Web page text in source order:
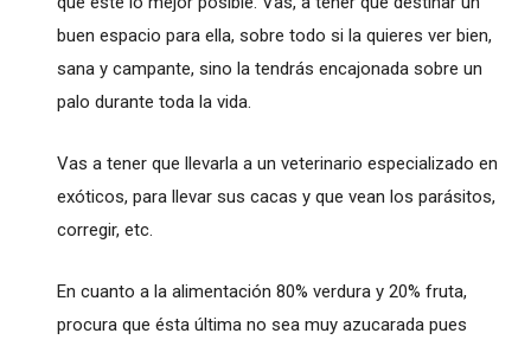
buen espacio para ella, sobre todo si la quieres ver bien,
sana y campante, sino la tendrás encajonada sobre un
palo durante toda la vida.
Vas a tener que llevarla a un veterinario especializado en
exóticos, para llevar sus cacas y que vean los parásitos,
corregir, etc.
En cuanto a la alimentación 80% verdura y 20% fruta,
procura que ésta última no sea muy azucarada pues